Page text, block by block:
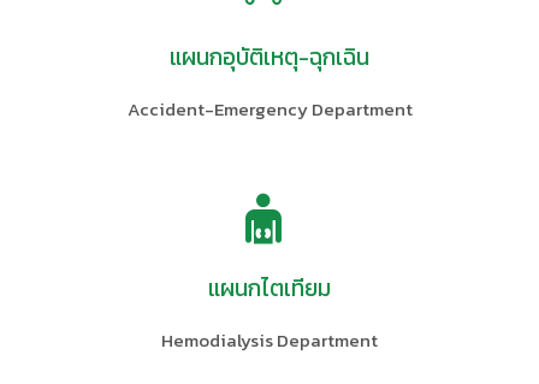
แผนกอุบัติเหตุ-ฉุกเฉิน
Accident-Emergency Department
แผนกไตเทียม
Hemodialysis Department